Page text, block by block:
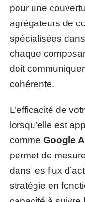
pour une
agrégateurs de
spécialisées
chaque
doit
cohérente.
L’efficacité de
lorsqu’elle est
comme Google
permet de
dans les flux
stratégie en